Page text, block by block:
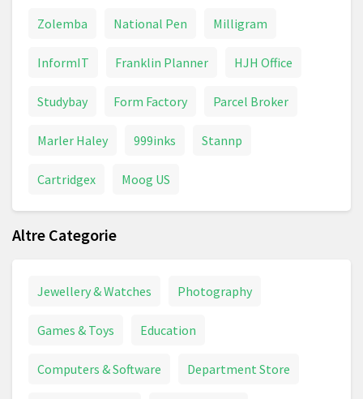
Zolemba National Pen Milligram
InformIT Franklin Planner HJH Office
Studybay Form Factory Parcel Broker
Marler Haley 999inks Stannp
Cartridgex Moog US
Altre Categorie
Jewellery & Watches Photography
Games & Toys Education
Computers & Software Department Store